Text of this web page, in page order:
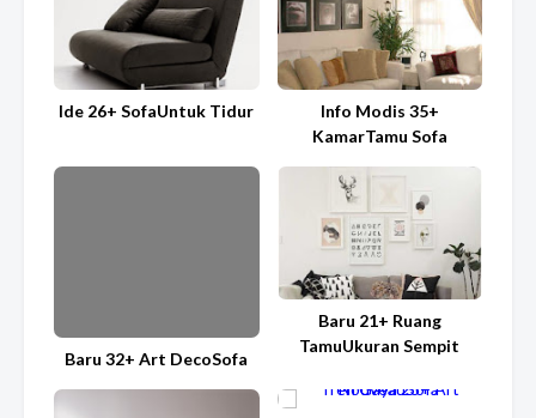
Ide 26+ SofaUntuk Tidur
Info Modis 35+
KamarTamu Sofa
Baru 32+ Art DecoSofa
Baru 21+ Ruang
TamuUkuran Sempit